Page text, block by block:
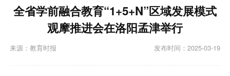
全省学前融合教育“1+5+N”区域发展模式
观摩推进会在洛阳孟津举行
发布时间：2025-03-19
来源：教育时报